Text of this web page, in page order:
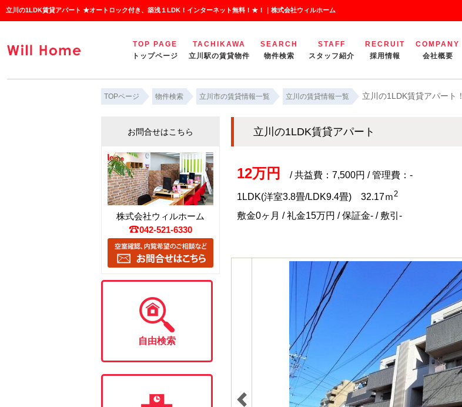
立川の1LDK賃貸アパート ★オートロック付き、築浅１LDK！インターネット無料！★！｜株式会社ウィルホーム
TOP PAGE
トップページ
TACHIKAWA
立川駅の賃貸物件
SEARCH
物件検索
STAFF
スタッフ紹介
RECRUIT
採用情報
COMPANY
会社概要
TOPページ 物件検索 立川市の賃貸情報一覧 立川の賃貸情報一覧 立川の1LDK賃貸アパート！
立川の1LDK賃貸アパート
12万円 / 共益費：7,500円 / 管理費：-
1LDK(洋室3.8畳/LDK9.4畳) 32.17ｍ2
敷金0ヶ月 / 礼金15万円 / 保証金- / 敷引-
お問合せはこちら
株式会社ウィルホーム
042-521-6330
自由検索